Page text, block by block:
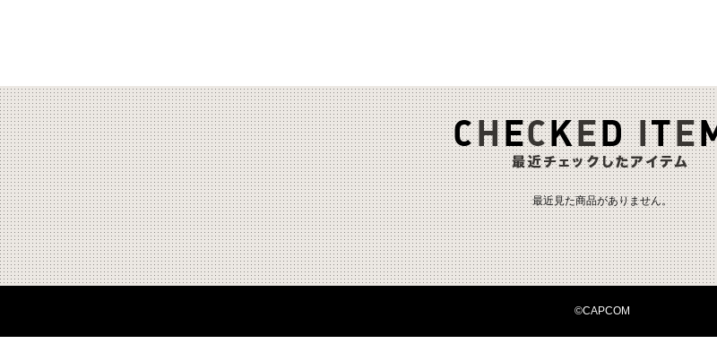
最近見た商品がありません。
©CAPCOM